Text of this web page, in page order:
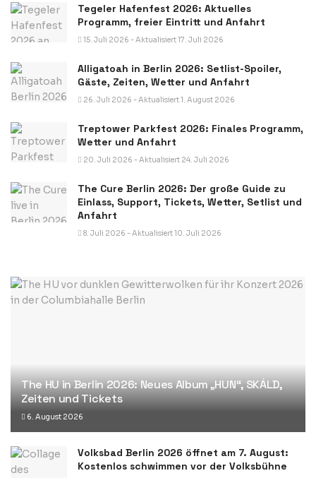
Tegeler Hafenfest 2026: Aktuelles
Programm, freier Eintritt und Anfahrt
15. Juli 2026 - Aktualisiert 17. Juli 2026
Alligatoah in Berlin 2026: Setlist-Spoiler,
Gäste, Zeiten, Wetter und Anfahrt
26. Juli 2026 - Aktualisiert 1. August 2026
Treptower Parkfest 2026: Finales Programm,
Wetter und Anfahrt
20. Juli 2026 - Aktualisiert 24. Juli 2026
The Cure Berlin 2026: Der große Guide zu
Einlass, Support, Tickets, Wetter, Setlist und
Anfahrt
8. Juli 2026 - Aktualisiert 10. Juli 2026
The HU in Berlin 2026: Neues Album „HUN“, SKÁLD,
Zeiten und Tickets
6. August 2026
Volksbad Berlin 2026 öffnet am 7. August:
Kostenlos schwimmen vor der Volksbühne